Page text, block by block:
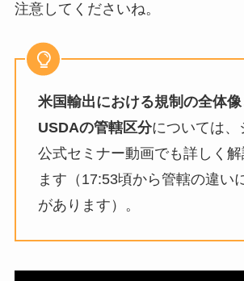
注意してくださいね。
米国輸出における規制の全体像
USDAの管轄区分については、
公式セミナー動画でも詳しく
ます（17:53頃から管轄の違い
があります）。